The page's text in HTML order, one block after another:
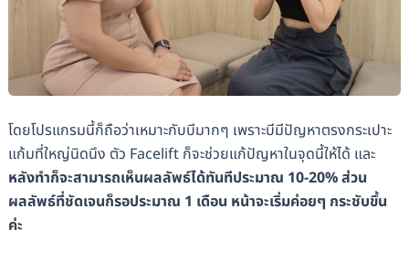
โดยโปรแกรมนี้ก็ถือว่าเหมาะกับบีมากๆ เพราะบีมีปัญหาตรงกระเปาะ
แก้มที่ใหญ่นิดนึง ตัว Facelift ก็จะช่วยแก้ปัญหาในจุดนี้ให้ได้ และ
หลังทำก็จะสามารถเห็นผลลัพธ์ได้ทันทีประมาณ 10-20% ส่วน
ผลลัพธ์ที่ชัดเจนก็รอประมาณ 1 เดือน หน้าจะเริ่มค่อยๆ กระชับขึ้น
ค่ะ